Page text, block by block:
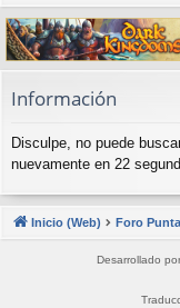
es
rá
pi
s
Información
Disculpe, no puede
nuevamente en 22
Inicio (Web) Foro
Desarrollado por